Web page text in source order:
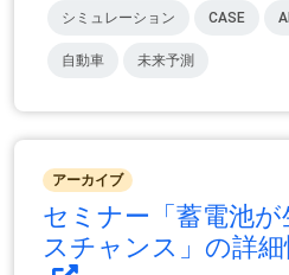
シミュレーション CASE
自動車 未来予測
アーカイブ
セミナー「蓄電池
スチャンス」の詳